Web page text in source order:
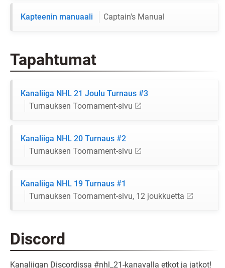
Kapteenin manuaali Captain's Manual
Tapahtumat
Kanaliiga NHL 21 Joulu Turnaus #3
Turnauksen Toornament-sivu
Kanaliiga NHL 20 Turnaus #2
Turnauksen Toornament-sivu
Kanaliiga NHL 19 Turnaus #1
Turnauksen Toornament-sivu, 12 joukkuetta
Discord
Kanaliigan Discordissa #nhl_21-kanavalla etkot ja jatkot!